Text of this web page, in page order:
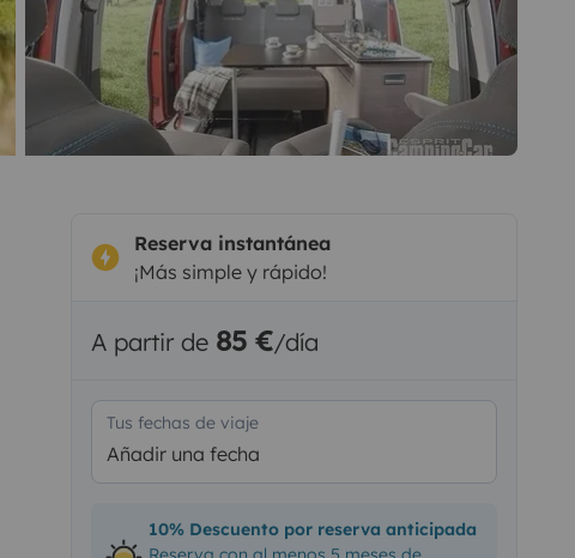
Reserva instantánea
¡Más simple y rápido!
A partir de 85 €/día
Tus fechas de viaje
Añadir una fecha
10% Descuento por reserva anticipada